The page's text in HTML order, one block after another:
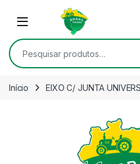
Skip to navigation
Open
Pesquisar por:
Início EIXO C/ JUNTA